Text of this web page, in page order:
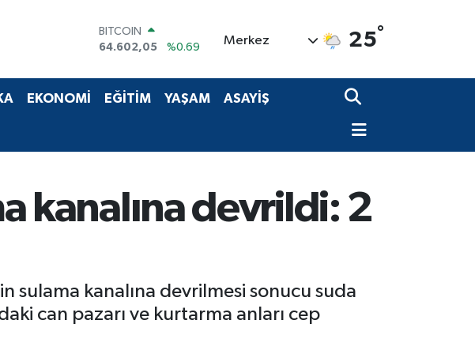
BITCOIN
64.602,05
%0.69
47,6006
%0.06
EURO
13.768
%48
Merkez 25°
EKONOMİ EĞİTİM YAŞAM ASAYİŞ
kanalına devrildi: 2
sulama kanalına devrilmesi sonucu suda
can pazarı ve kurtarma anları cep